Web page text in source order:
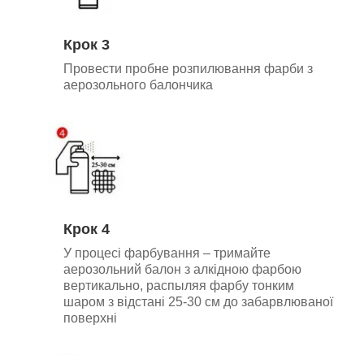
Крок 3
Провести пробне розпилювання фарби з
аерозольного балончика
Крок 4
У процесі фарбування – тримайте
аерозольний балон з алкідною фарбою
вертикально, распыляя фарбу тонким
шаром з відстані 25-30 см до забарвлюваної
поверхні